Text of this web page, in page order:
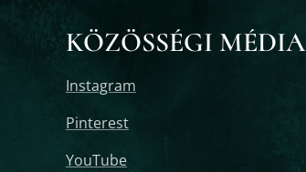
KÖZÖSSÉGI MÉDIA
Instagram
Pinterest
YouTube